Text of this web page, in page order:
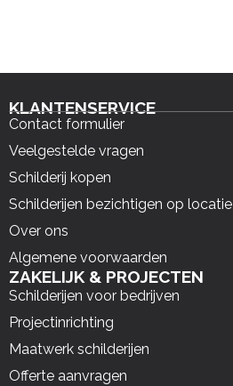
KLANTENSERVICE
Contact formulier
Veelgestelde vragen
Schilderij kopen
Schilderijen bezichtigen op locatie
Over ons
Algemene voorwaarden
ZAKELIJK & PROJECTEN
Schilderijen voor bedrijven
Projectinrichting
Maatwerk schilderijen
Offerte aanvragen